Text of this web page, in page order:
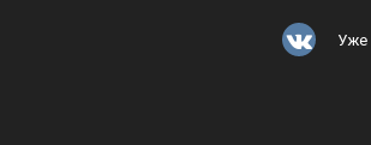
Уже